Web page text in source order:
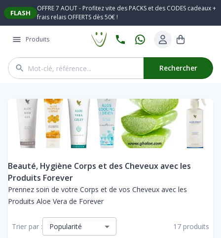
FLASH
OFFRE 7 AOUT - Profitez vite des PACKS et des CODES cadeaux +
frais relais OFFERTS dès 50€ !
Produits
Rechercher
Beauté, Hygiène Corps et des Cheveux avec les
Produits Forever
Prennez soin de votre Corps et de vos Cheveux avec les
Produits Aloe Vera de Forever
Trier par : Popularité 17 produits